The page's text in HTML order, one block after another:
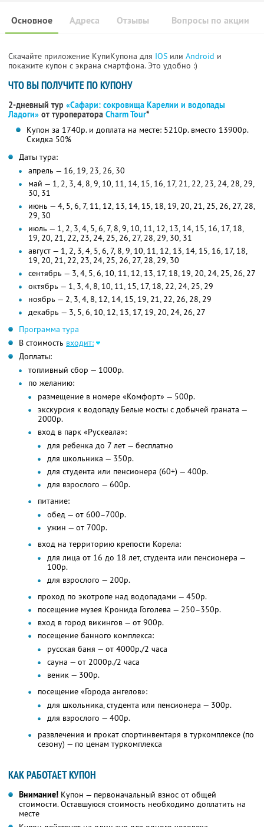
Основное Отзывы Вопросы по акции
Адреса
Скачайте приложение КупиКупона для IOS или Android и
покажите купон с экрана смартфона. Это удобно :)
ЧТО ВЫ ПОЛУЧИТЕ ПО КУПОНУ
2-дневный тур «Сафари: сокровища Карелии и водопады
Ладоги» от туроператора Charm Tour*
Купон за 1740р. и доплата на месте: 5210р. вместо 13900р.
Скидка 50%
Даты тура:
апрель — 16, 19, 23, 26, 30
май — 1, 2, 3, 4, 8, 9, 10, 11, 14, 15, 16, 17, 21, 22, 23, 24, 28, 29,
30, 31
июнь — 4, 5, 6, 7, 11, 12, 13, 14, 15, 18, 19, 20, 21, 25, 26, 27, 28,
29, 30
июль — 1, 2, 3, 4, 5, 6, 7, 8, 9, 10, 11, 12, 13, 14, 15, 16, 17, 18,
19, 20, 21, 22, 23, 24, 25, 26, 27, 28, 29, 30, 31
август — 1, 2, 3, 4, 5, 6, 7, 8, 9, 10, 11, 12, 13, 14, 15, 16, 17, 18,
19, 20, 21, 22, 23, 24, 25, 26, 27, 28, 29, 30
сентябрь — 3, 4, 5, 6, 10, 11, 12, 13, 17, 18, 19, 20, 24, 25, 26, 27
октябрь — 1, 3, 4, 8, 10, 11, 15, 17, 18, 22, 24, 25, 29
ноябрь — 2, 3, 4, 8, 12, 14, 15, 19, 21, 22, 26, 28, 29
декабрь — 3, 5, 6, 10, 12, 13, 17, 19, 20, 24, 26, 27
Программа тура
В стоимость входит:
Доплаты:
топливный сбор — 1000р.
по желанию:
размещение в номере «Комфорт» — 500р.
экскурсия к водопаду Белые мосты с добычей граната —
2000р.
вход в парк «Рускеала»:
для ребенка до 7 лет — бесплатно
для школьника — 350р.
для студента или пенсионера (60+) — 400р.
для взрослого — 600р.
питание:
обед — от 600–700р.
ужин — от 700р.
вход на территорию крепости Корела:
для лица от 16 до 18 лет, студента или пенсионера —
100р.
для взрослого — 200р.
проход по экотропе над водопадами — 450р.
посещение музея Кронида Гоголева — 250–350р.
вход в город викингов — от 900р.
посещение банного комплекса:
русская баня — от 4000р./2 часа
сауна — от 2000р./2 часа
веник — 300р.
посещение «Города ангелов»:
для школьника, студента или пенсионера — 300р.
для взрослого — 400р.
развлечения и прокат спортинвентаря в туркомплексе (по
сезону) — по ценам туркомплекса
КАК РАБОТАЕТ КУПОН
Внимание! Купон — первоначальный взнос от общей
стоимости. Оставшуюся стоимость необходимо доплатить на
месте